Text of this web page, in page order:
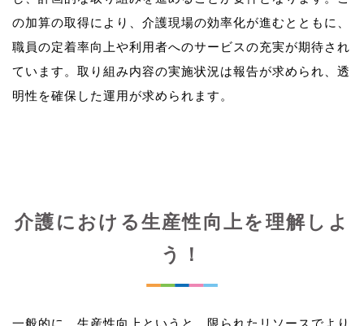
の加算の取得により、介護現場の効率化が進むとともに、
職員の定着率向上や利用者へのサービスの充実が期待され
ています。取り組み内容の実施状況は報告が求められ、透
介護における生産性向上を理解しよ
う！
一般的に、生産性向上というと、限られたリソースでより